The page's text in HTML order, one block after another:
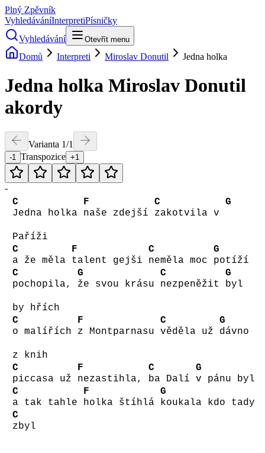
Plný Zpěvník
VyhledáváníInterpretiPísničky
Vyhledávání
Otevřít menu
Domů Interpreti Miroslav Donutil Jedna holka
Jedna holka Miroslav Donutil
akordy
Varianta 1/1
-1 Transpozice +1
-
C
Jedna holka
F
naše zdejší
C
zakotvila v
G
Paříži
C
a že měla
F
talent gejši
C
neměla moc
G
potíží
C
pochopila,
G
že svou krásu
C
nezpeněžit
G
byl
by hřích
C
o malířích
F
z Montparnasu
C
věděla už
G
dávno
z knih
C
piccasa už
F
nezastihla,
C
ba Dalí
G
v pánu byl
C
a tak tahle
F
holka štíhlá
G
koukala kdo tady
C
zbyl